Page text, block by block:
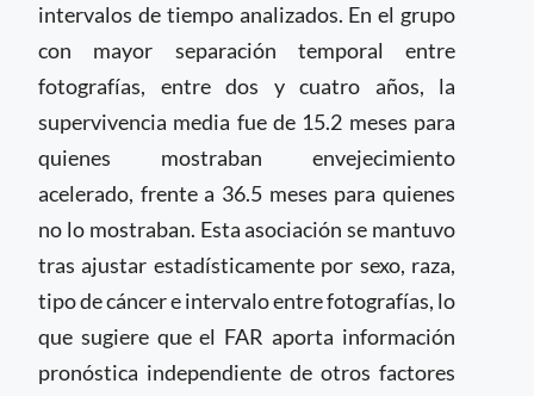
intervalos de tiempo analizados. En el grupo
con mayor separación temporal entre
fotografías, entre dos y cuatro años, la
supervivencia media fue de 15.2 meses para
quienes mostraban envejecimiento
acelerado, frente a 36.5 meses para quienes
no lo mostraban. Esta asociación se mantuvo
tras ajustar estadísticamente por sexo, raza,
tipo de cáncer e intervalo entre fotografías, lo
que sugiere que el FAR aporta información
pronóstica independiente de otros factores